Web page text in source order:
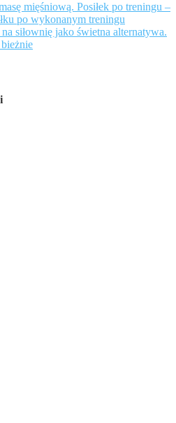
mięśniową. Posiłek po treningu –
po wykonanym treningu
siłownię jako świetna alternatywa.